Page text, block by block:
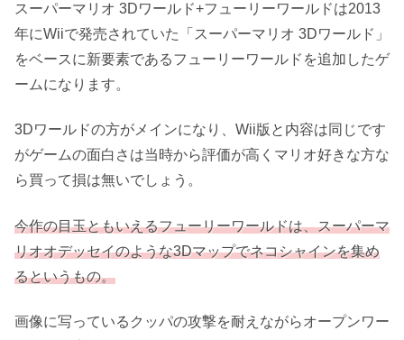
スーパーマリオ 3Dワールド+フューリーワールドは2013
年にWiiで発売されていた「スーパーマリオ 3Dワールド」
をベースに新要素であるフューリーワールドを追加したゲ
ームになります。